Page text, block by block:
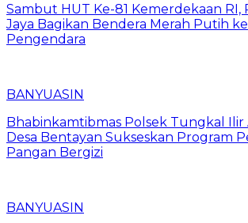
Sambut HUT Ke-81 Kemerdekaan RI,
Jaya Bagikan Bendera Merah Putih
Pengendara
BANYUASIN
Bhabinkamtibmas Polsek Tungkal Ilir
Desa Bentayan Sukseskan Program
Pangan Bergizi
BANYUASIN